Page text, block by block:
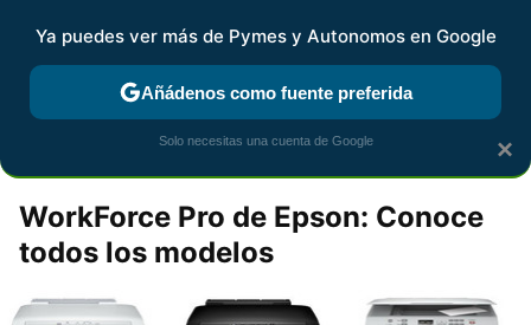
marca que se menciona +info
Espacio Workforce Pro
WorkForce Pro de Epson: Conoce
todos los modelos
×
Ya puedes ver más de Pymes y Autonomos en Google
Añádenos como fuente preferida
Solo necesitas una cuenta de Google